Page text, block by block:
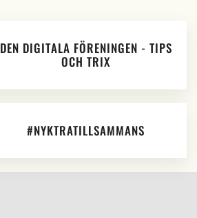
DEN DIGITALA FÖRENINGEN - TIPS
OCH TRIX
#NYKTRATILLSAMMANS